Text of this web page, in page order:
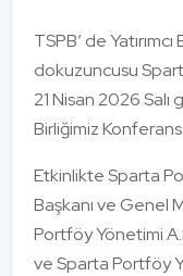
TSPB’ de
dokuzuncusu
21 Nisan 2026
Birliğimiz
Etkinlikte Sparta
Başkanı ve Genel
Portföy Yönetimi
ve Sparta Portföy